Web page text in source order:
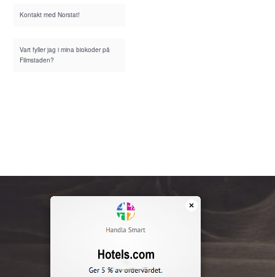
Kontakt med Norstat!
Vart fyller jag i mina biokoder på
Filmstaden?